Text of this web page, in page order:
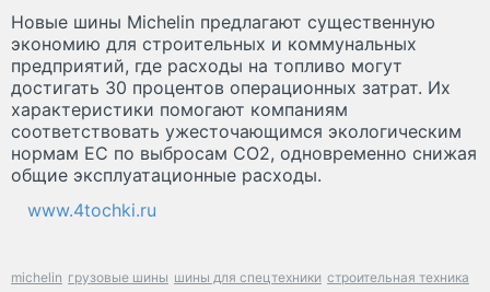
Новые шины Michelin предлагают существенную
экономию для строительных и коммунальных
предприятий, где расходы на топливо могут
достигать 30 процентов операционных затрат. Их
характеристики помогают компаниям
соответствовать ужесточающимся экологическим
нормам ЕС по выбросам CO2, одновременно снижая
общие эксплуатационные расходы.
www.4tochki.ru
michelin грузовые шины шины для спецтехники строительная техника